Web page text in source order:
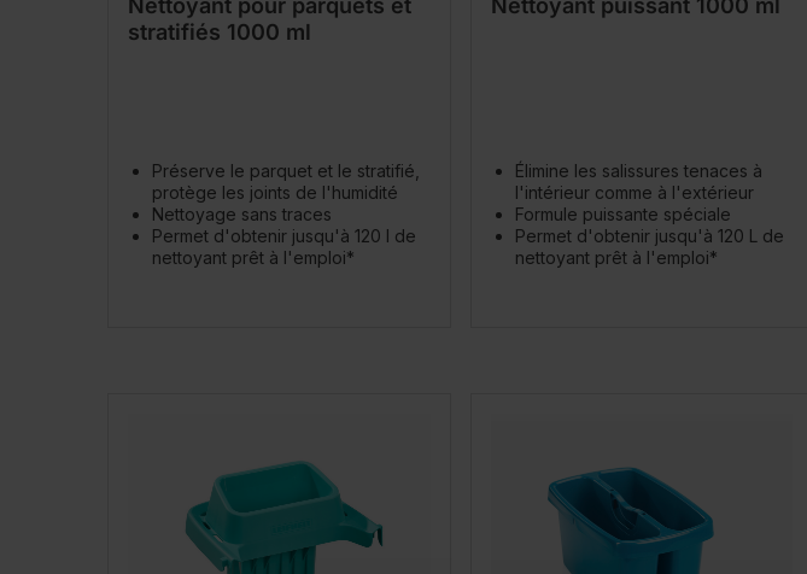
Nettoyant pour parquets et
stratifiés 1000 ml
Préserve le parquet et le stratifié,
protège les joints de l'humidité
Nettoyage sans traces
Permet d'obtenir jusqu'à 120 l de
nettoyant prêt à l'emploi*
Nettoyant puissant 1000 ml
Élimine les salissures tenaces à
l'intérieur comme à l'extérieur
Formule puissante spéciale
Permet d'obtenir jusqu'à 120 L de
nettoyant prêt à l'emploi*